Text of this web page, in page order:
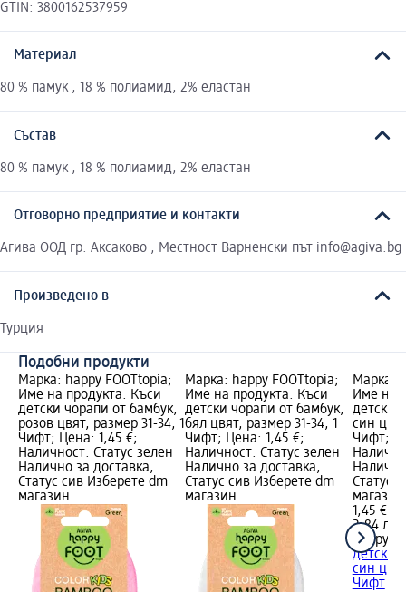
GTIN: 3800162537959
Материал
80 % памук , 18 % полиамид, 2% еластан
Състав
80 % памук , 18 % полиамид, 2% еластан
Отговорно предприятие и контакти
Агива ООД гр. Аксаково , Местност Варненски път info@agiva.bg
Произведено в
Турция
Подобни продукти
Марка: happy FOOTtopia;
Име на продукта: Къси
детски чорапи от бамбук,
розов цвят, размер 31-34, 1
Чифт; Цена: 1,45 €;
Наличност: Статус зелен
Налично за доставка,
Статус сив Изберете dm
магазин
Марка: happy FOOTtopia;
Име на продукта: Къси
детски чорапи от бамбук,
бял цвят, размер 31-34, 1
Чифт; Цена: 1,45 €;
Наличност: Статус зелен
Налично за доставка,
Статус сив Изберете dm
магазин
Марка:
Име на
детски
син
Чифт;
Статус
магазин
1,45 €
2,84 лв.
happy
детски
син
Чифт